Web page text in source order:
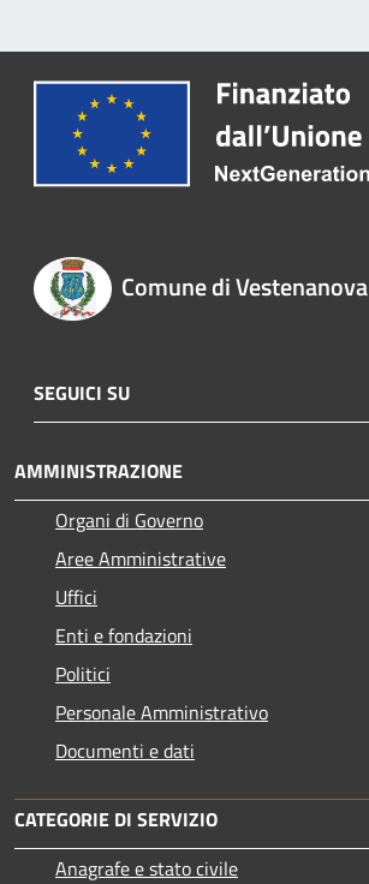
Comune di Vestenanova
SEGUICI SU
AMMINISTRAZIONE
Organi di Governo
Aree Amministrative
Uffici
Enti e fondazioni
Politici
Personale Amministrativo
Documenti e dati
CATEGORIE DI SERVIZIO
Anagrafe e stato civile